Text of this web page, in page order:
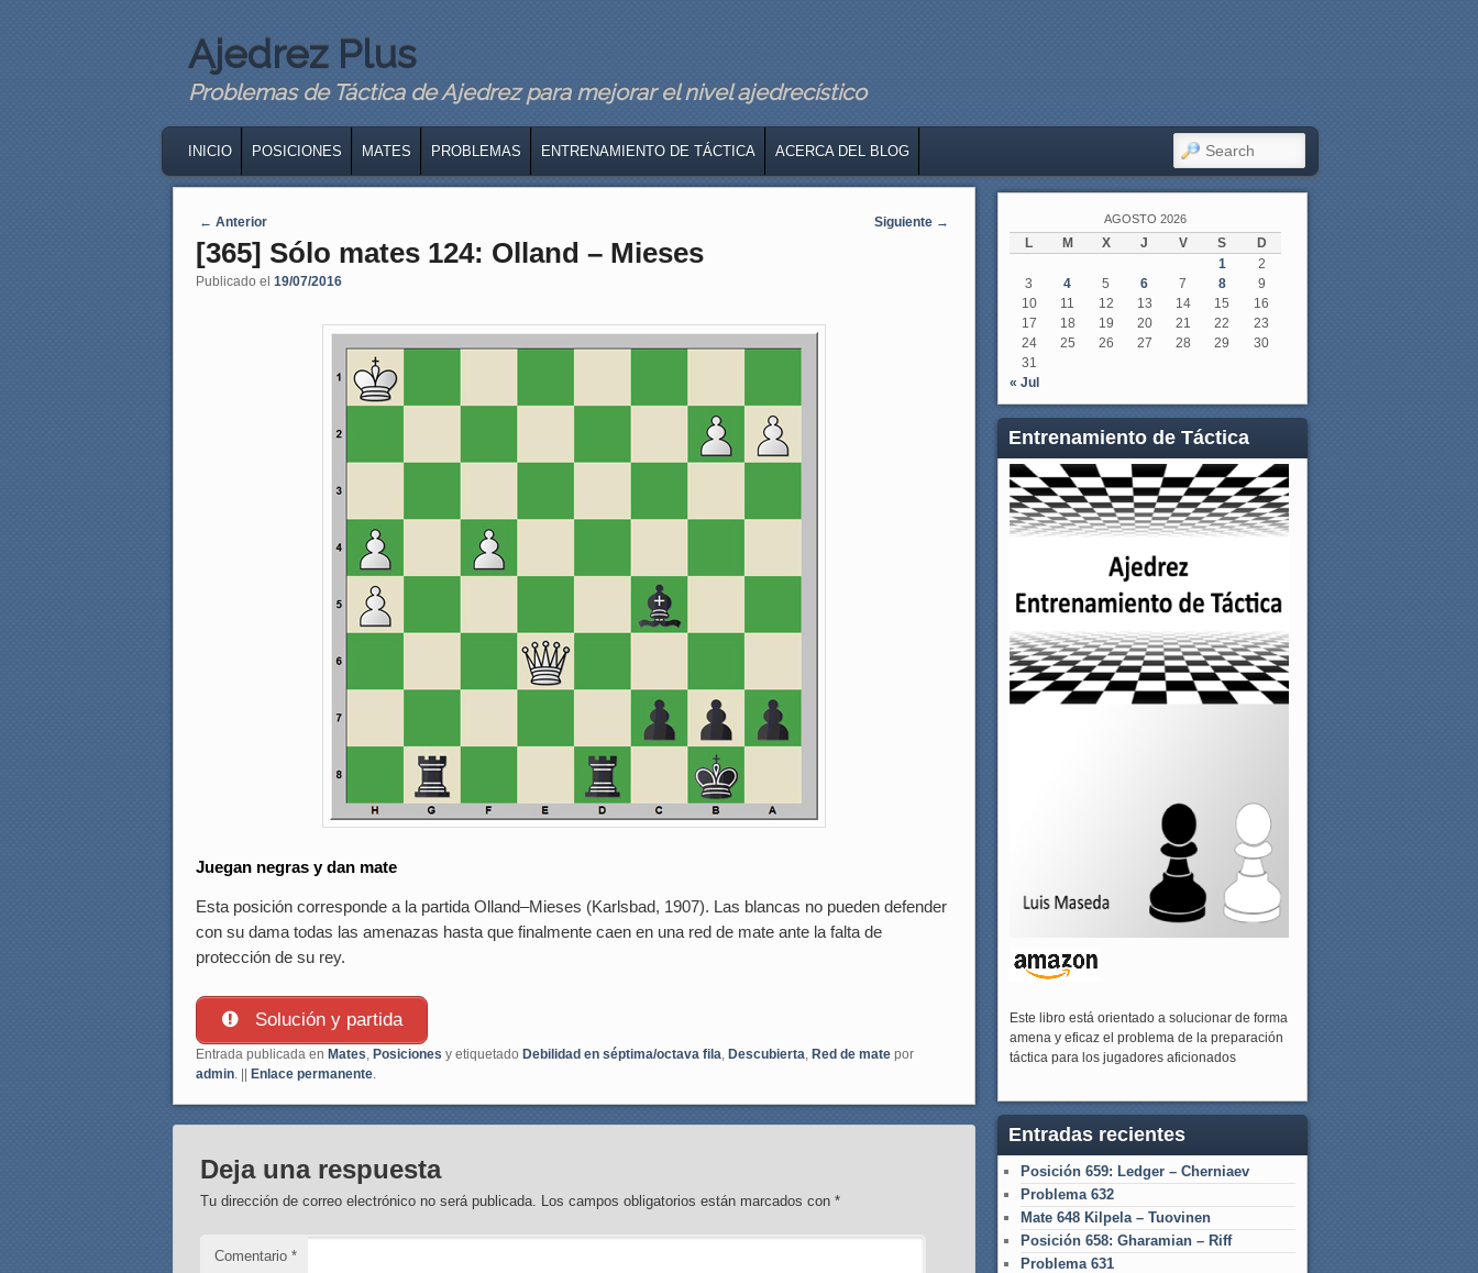
Ajedrez Plus
Problemas de Táctica de Ajedrez para mejorar el nivel ajedrecístico
SKIP TO PRIMARY CONTENT
SKIP TO SECONDARY CONTENT
INICIO POSICIONES MATES PROBLEMAS ENTRENAMIENTO DE TÁCTICA ACERCA DEL BLOG SEARCH
Navegaci�n de entradas
← Anterior Siguiente →
[365] Sólo mates 124: Olland – Mieses
Publicado el 19/07/2016
Juegan negras y dan mate
Esta posición corresponde a la partida Olland–Mieses (Karlsbad, 1907). Las blancas no pueden defender
con su dama todas las amenazas hasta que finalmente caen en una red de mate ante la falta de
protección de su rey.
Solución y partida
Entrada publicada en Mates, Posiciones y etiquetado Debilidad en séptima/octava fila, Descubierta, Red de mate por
admin. || Enlace permanente.
Deja una respuesta
Tu dirección de correo electrónico no será publicada. Los campos obligatorios están marcados con*
Comentario*
AGOSTO 2026
L M X J V S
D
1
2
3
4 5 6 7 8
9
10
11 12 13 14 15
16
17
18 19 20 21 22
23
24
25 26 27 28 29
30
31
« Jul
Entrenamiento de Táctica
Este libro está orientado a solucionar de forma
amena y eficaz el problema de la preparación
táctica para los jugadores aficionados
Entradas recientes
Posición 659: Ledger – Cherniaev
Problema 632
Mate 648 Kilpela – Tuovinen
Posición 658: Gharamian – Riff
Problema 631